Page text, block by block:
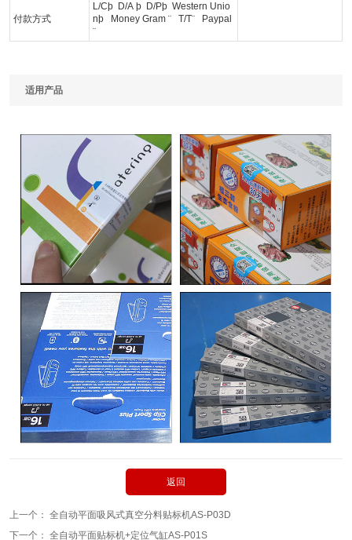
付款方式
L/Cþ D/A þ D/Pþ Western Unio
nþ Money Gram ¨ T/T¨ Paypal
¨
适用产品
返回
上一个： 全自动平面吸风式真空分料贴标机AS-P03D
下一个： 全自动平面贴标机+定位气缸AS-P01S